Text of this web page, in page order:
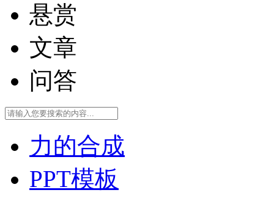
悬赏
文章
问答
力的合成
PPT模板